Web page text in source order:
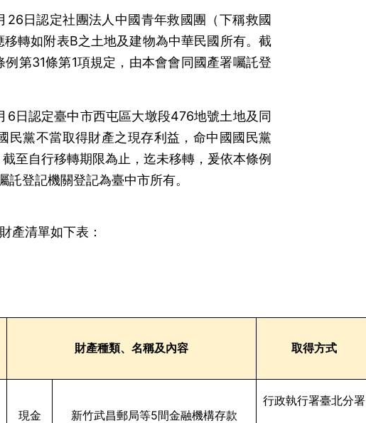
日認定社團法人中國青年救國團（下稱救國
轉如附表B之土地及建物為中華民國所有。截
第31條第1項規定，由本會會同國產署囑託登
日認定臺中市西屯區大墩段476地號土地及同
民黨不當取得財產之現存利益，命中國國民黨
至自行移轉期限為止，迄未移轉，爰依本條例
登記機關登記為臺中市所有。
產清單如下表：
財產種類、名稱及內容 取得方式
現金 新竹武昌郵局等5間金融機構存款
行政執行署臺北分署